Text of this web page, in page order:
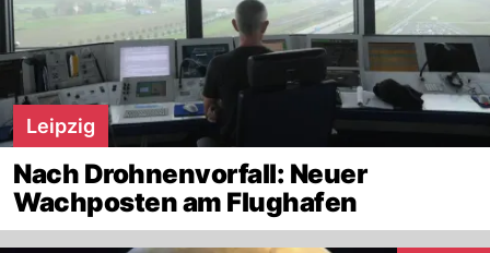
Leipzig
Nach Drohnenvorfall: Neuer
Wachposten am Flughafen